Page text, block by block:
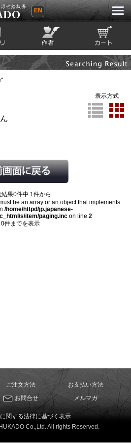
・浮世
EN
絵師 カート
表示方式
結果0件中 1件から
be an array or an object that implements
/home/httpd/jp.japanese-
s/item/paging.incon line 2
0件までを表示
ご注文方法
お支払い方法
お問合せ メルマガ
関する法律に基づく表示
Co.,Ltd. All rights Reserved.